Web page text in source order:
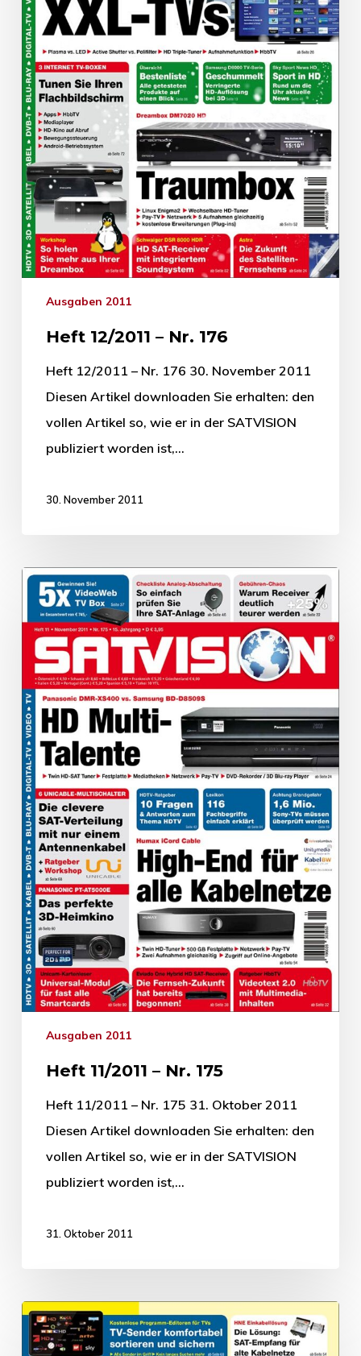
Ausgaben 2011
Heft 12/2011 – Nr. 176
Heft 12/2011 – Nr. 176 30. November 2011
Diesen Artikel downloaden Sie erhalten: den
vollen Artikel so, wie er in der SATVISION
publiziert worden ist,…
30. November 2011
Ausgaben 2011
Heft 11/2011 – Nr. 175
Heft 11/2011 – Nr. 175 31. Oktober 2011
Diesen Artikel downloaden Sie erhalten: den
vollen Artikel so, wie er in der SATVISION
publiziert worden ist,…
31. Oktober 2011